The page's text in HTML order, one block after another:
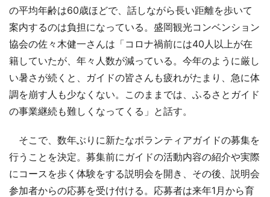
の平均年齢は60歳ほどで、話しながら長い距離を歩いて
案内するのは負担になっている。盛岡観光コンベンション
協会の佐々木健一さんは「コロナ禍前には40人以上が在
籍していたが、年々人数が減っている。今年のように厳し
い暑さが続くと、ガイドの皆さんも疲れがたまり、急に体
調を崩す人も少なくない。このままでは、ふるさとガイド
の事業継続も難しくなってくる」と話す。
そこで、数年ぶりに新たなボランティアガイドの募集を
行うことを決定。募集前にガイドの活動内容の紹介や実際
にコースを歩く体験をする説明会を開き、その後、説明会
参加者からの応募を受け付ける。応募者は来年1月から育